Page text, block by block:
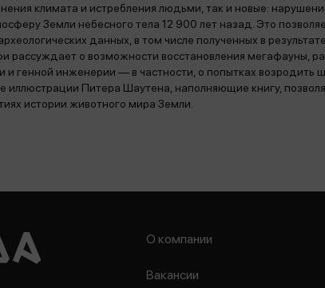
климата и истребления людьми, так и новые:
Земли небесного тела 12 900 лет назад. Это
данных, в том числе полученных в
рассуждает о возможности восстановления мегафауны,
и генной инженерии — в частности, о попытках возродить
иллюстрации Питера Шаутена, наполняющие книгу,
истории животного мира Земли.
О компании
Вакансии